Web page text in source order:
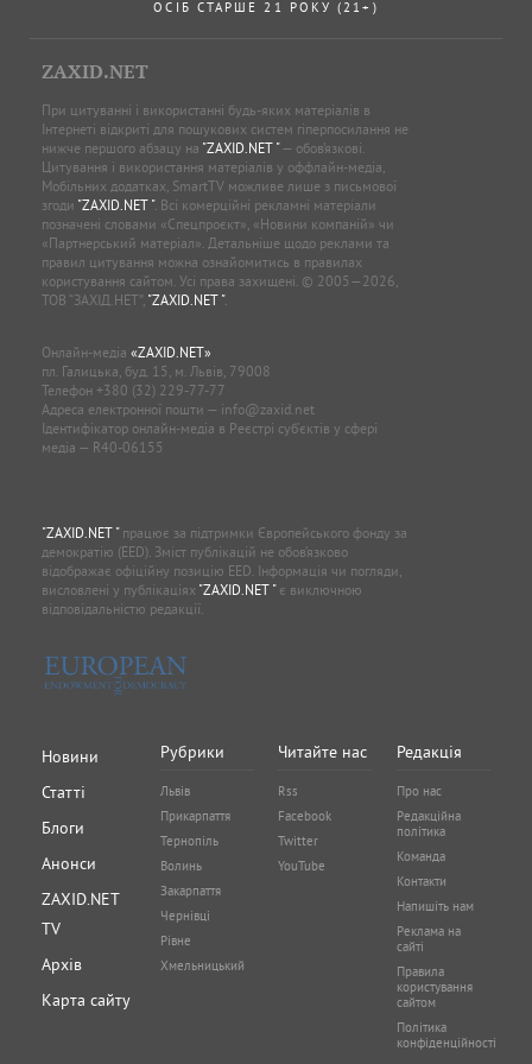
ОСІБ СТАРШЕ 21 РОКУ (21+)
ZAXID.NET
При цитуванні і використанні будь-яких матеріалів в
Інтернеті відкриті для пошукових систем гіперпосилання не
нижче першого абзацу на "ZAXID.NET "— обов’язкові.
Цитування і використання матеріалів у оффлайн-медіа,
Мобільних додатках, SmartTV можливе лише з письмової
згоди "ZAXID.NET ". Всі комерційні рекламні матеріали
позначені словами «Спецпроєкт», «Новини компаній» чи
«Партнерський матеріал». Детальніше щодо реклами та
правил цитування можна ознайомитись в правилах
користування сайтом. Усі права захищені. © 2005—2026,
ТОВ “ЗАХІД.НЕТ”, "ZAXID.NET ".
Онлайн-медіа «ZAXID.NET»
пл. Галицька, буд. 15, м. Львів, 79008
Телефон +380 (32) 229-77-77
Адреса електронної пошти — info@zaxid.net
Ідентифікатор онлайн-медіа в Реєстрі суб'єктів у сфері
медіа — R40-06155
"ZAXID.NET "працює за підтримки Європейського фонду за
демократію (EED). Зміст публікацій не обов’язково
відображає офіційну позицію EED. Інформація чи погляди,
висловлені у публікаціях "ZAXID.NET "є виключною
відповідальністю редакції.
Новини
Статті
Блоги
Анонси
ZAXID.NET
TV
Архів
Карта сайту
Рубрики
Львів
Прикарпаття
Тернопіль
Волинь
Закарпаття
Чернівці
Рівне
Хмельницький
Читайте нас
Rss
Facebook
Twitter
YouTube
Редакція
Про нас
Редакційна
політика
Команда
Контакти
Напишіть нам
Реклама на
сайті
Правила
користування
сайтом
Політика
конфіденційності